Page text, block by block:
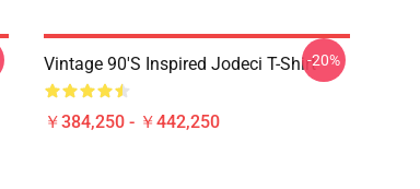
Vintage 90's Inspired Jodeci T-Shirt
￥384,250 - ￥442,250
-20%